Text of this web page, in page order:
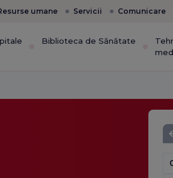
umane Servicii Comunicare
Biblioteca de Sănătate